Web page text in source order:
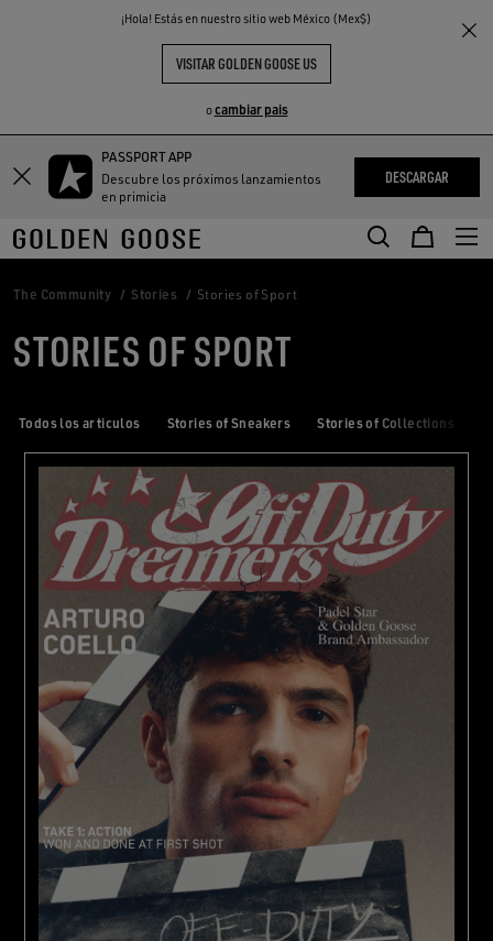
¡Hola! Estás en nuestro sitio web México (Mex$)
VISITAR GOLDEN GOOSE US
ocambiar pais
PASSPORT APP
Descubre los próximos lanzamientos
en primicia
DESCARGAR
THE
COMMUNITY
The Community Stories Stories of Sport
STORIES OF SPORT
Todos los articulos Stories of Sneakers Stories of Collections